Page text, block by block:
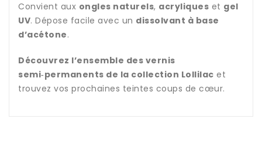
Convient aux ongles naturels, acryliques et gel
UV. Dépose facile avec un dissolvant à base
d’acétone.
Découvrez l’ensemble des vernis
semi‑permanents de la collection Lollilac et
trouvez vos prochaines teintes coups de cœur.